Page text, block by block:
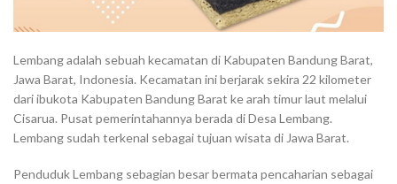
Lembang adalah sebuah kecamatan di Kabupaten Bandung Barat,
Jawa Barat, Indonesia. Kecamatan ini berjarak sekira 22 kilometer
dari ibukota Kabupaten Bandung Barat ke arah timur laut melalui
Cisarua. Pusat pemerintahannya berada di Desa Lembang.
Lembang sudah terkenal sebagai tujuan wisata di Jawa Barat.
Penduduk Lembang sebagian besar bermata pencaharian sebagai